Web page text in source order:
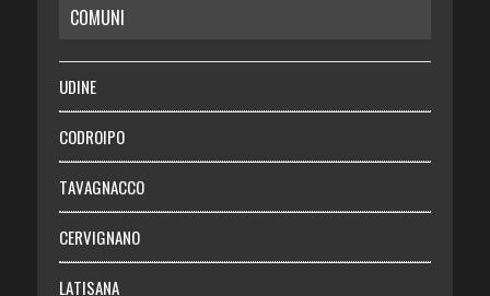
RISPARMIO
SALUTE
Necrologie
Chi siamo
Abbonati
Login
COMUNI
UDINE
CODROIPO
TAVAGNACCO
CERVIGNANO
LATISANA